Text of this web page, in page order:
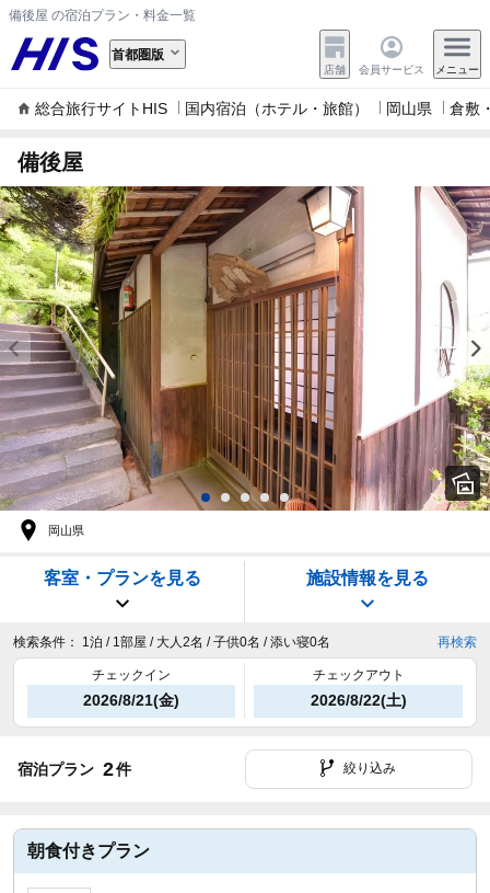
備後屋 の宿泊プラン・料金一覧
首都圏版
店舗 会員サービス メニュー
総合旅行サイトHIS 国内宿泊（ホテル・旅館） 岡山県 倉敷
備後屋
岡山県
客室・プランを見る 施設情報を見る
検索条件： 1泊 / 1部屋 / 大人2名 / 子供0名 / 添い寝0名 再検索
チェックイン
2026/8/21(金)
チェックアウト
2026/8/22(土)
宿泊プラン 2件 絞り込み
朝食付きプラン